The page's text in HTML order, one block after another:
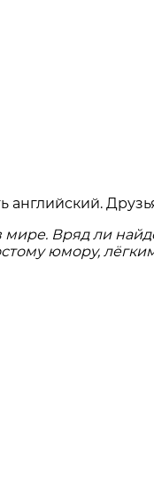
Вряд ли
юмору,